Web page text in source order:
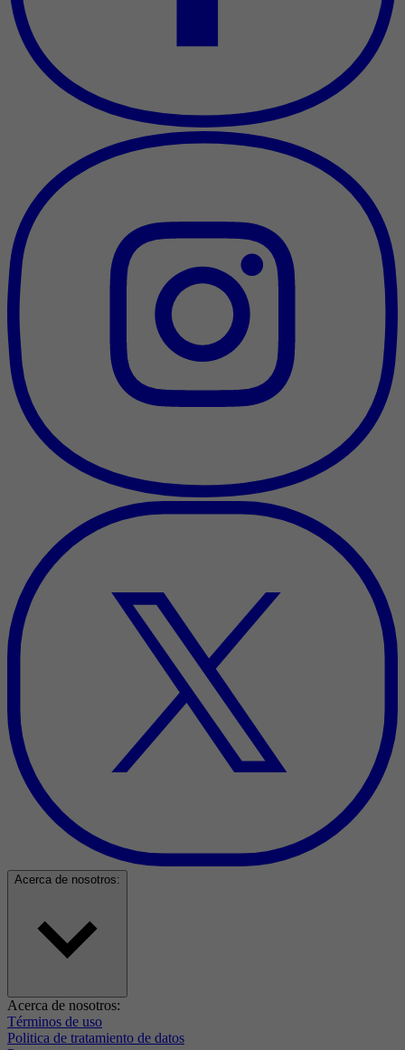
Acerca de nosotros:
Acerca de nosotros:
Términos de uso
Politica de tratamiento de datos